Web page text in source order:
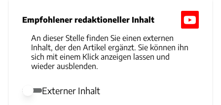
Empfohlener redaktioneller Inhalt
An dieser Stelle finden Sie einen externen
Inhalt, der den Artikel ergänzt. Sie können ihn
sich mit einem Klick anzeigen lassen und
wieder ausblenden.
Externer Inhalt erlauben
Externer Inhalt